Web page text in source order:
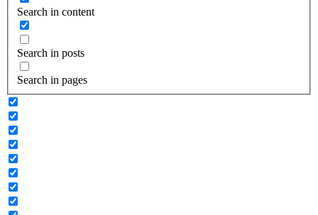
Search in content
Search in posts
Search in pages